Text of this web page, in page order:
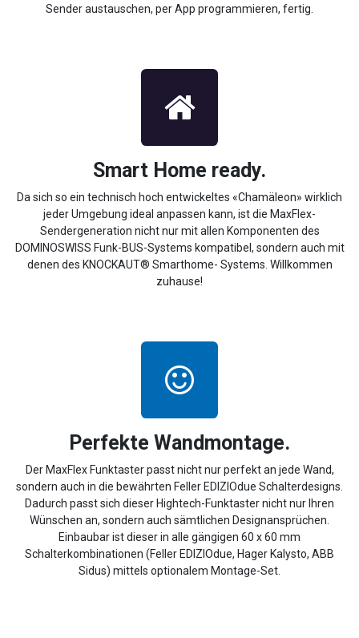
Sender austauschen, per App programmieren, fertig.
Smart Home ready.
Da sich so ein technisch hoch entwickeltes «Chamäleon» wirklich
jeder Umgebung ideal anpassen kann, ist die MaxFlex-
Sendergeneration nicht nur mit allen Komponenten des
DOMINOSWISS Funk-BUS-Systems kompatibel, sondern auch mit
denen des KNOCKAUT® Smarthome- Systems. Willkommen
zuhause!
Perfekte Wandmontage.
Der MaxFlex Funktaster passt nicht nur perfekt an jede Wand,
sondern auch in die bewährten Feller EDIZIOdue Schalterdesigns.
Dadurch passt sich dieser Hightech-Funktaster nicht nur Ihren
Wünschen an, sondern auch sämtlichen Designansprüchen.
Einbaubar ist dieser in alle gängigen 60 x 60 mm
Schalterkombinationen (Feller EDIZIOdue, Hager Kalysto, ABB
Sidus) mittels optionalem Montage-Set.